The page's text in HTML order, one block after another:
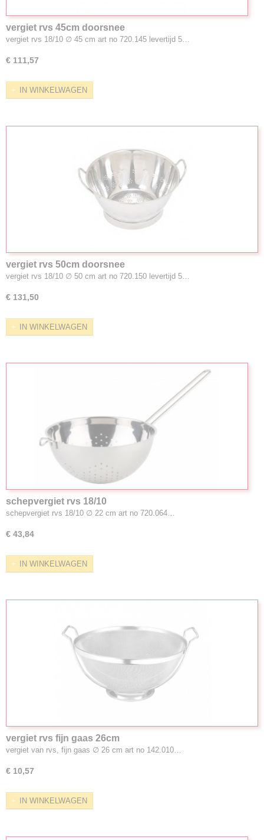
vergiet rvs 45cm doorsnee
vergiet rvs 18/10 ∅ 45 cm art no 720.145 levertijd 5…
€ 111,57
IN WINKELWAGEN
vergiet rvs 50cm doorsnee
vergiet rvs 18/10 ∅ 50 cm art no 720.150 levertijd 5…
€ 131,50
IN WINKELWAGEN
schepvergiet rvs 18/10
schepvergiet rvs 18/10 ∅ 22 cm art no 720.064…
€ 43,84
IN WINKELWAGEN
vergiet rvs fijn gaas 26cm
vergiet van rvs, fijn gaas ∅ 26 cm art no 142.010…
€ 10,57
IN WINKELWAGEN